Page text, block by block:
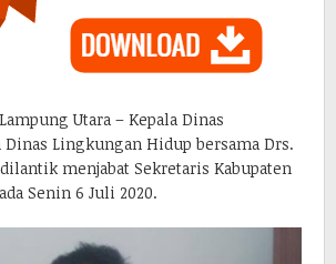
Utara – Kepala Dinas
Dinas Lingkungan Hidup bersama Drs.
menjabat Sekretaris Kabupaten
Senin 6 Juli 2020.